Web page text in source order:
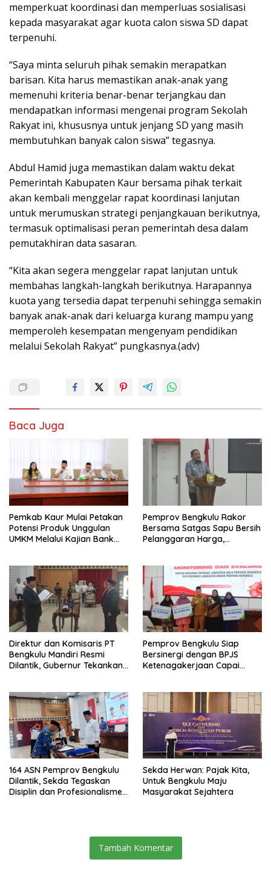
memperkuat koordinasi dan memperluas sosialisasi
kepada masyarakat agar kuota calon siswa SD dapat
terpenuhi.
“Saya minta seluruh pihak semakin merapatkan
barisan. Kita harus memastikan anak-anak yang
memenuhi kriteria benar-benar terjangkau dan
mendapatkan informasi mengenai program Sekolah
Rakyat ini, khususnya untuk jenjang SD yang masih
membutuhkan banyak calon siswa” tegasnya.
Abdul Hamid juga memastikan dalam waktu dekat
Pemerintah Kabupaten Kaur bersama pihak terkait
akan kembali menggelar rapat koordinasi lanjutan
untuk merumuskan strategi penjangkauan berikutnya,
termasuk optimalisasi peran pemerintah desa dalam
pemutakhiran data sasaran.
“Kita akan segera menggelar rapat lanjutan untuk
membahas langkah-langkah berikutnya. Harapannya
kuota yang tersedia dapat terpenuhi sehingga semakin
banyak anak-anak dari keluarga kurang mampu yang
memperoleh kesempatan mengenyam pendidikan
melalui Sekolah Rakyat” pungkasnya.(adv)
Baca Juga
Pemkab Kaur Mulai Petakan
Potensi Produk Unggulan
UMKM Melalui Kajian Bank
Pemprov Bengkulu Rakor
Bersama Satgas Sapu Bersih
Pelanggaran Harga,
Masih Jadi Sorotan
Direktur dan Komisaris PT
Bengkulu Mandiri Resmi
Dilantik, Gubernur Tekankan
Pemprov Bengkulu Siap
Bersinergi dengan BPJS
Ketenagakerjaan Capai
164 ASN Pemprov Bengkulu
Dilantik, Sekda Tegaskan
Disiplin dan Profesionalisme
Sekda Herwan: Pajak Kita,
Untuk Bengkulu Maju
Masyarakat Sejahtera
Tambah Komentar